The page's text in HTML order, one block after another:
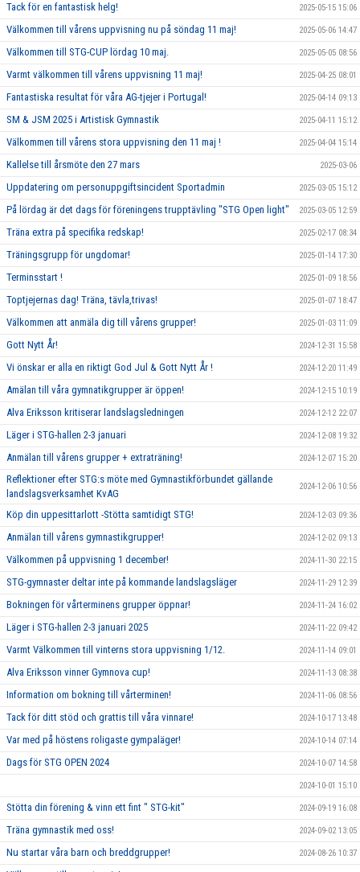
Tack för en fantastisk helg! 2025-05-15 15:06
Välkommen till vårens uppvisning nu på söndag 11 maj! 2025-05-06 14:47
Välkommen till STG-CUP lördag 10 maj. 2025-05-05 08:56
Varmt välkommen till vårens uppvisning 11 maj! 2025-04-25 08:01
Fantastiska resultat för våra AG-tjejer i Portugal! 2025-04-14 09:13
SM & JSM 2025 i Artistisk Gymnastik 2025-04-11 15:12
Välkommen till vårens stora uppvisning den 11 maj ! 2025-04-04 15:14
Kallelse till årsmöte den 27 mars 2025-03-06
Uppdatering om personuppgiftsincident Sportadmin 2025-03-05 15:12
På lördag är det dags för föreningens trupptävling "STG Open light" 2025-03-05 12:59
Träna extra på specifika redskap! 2025-02-17 08:34
Träningsgrupp för ungdomar! 2025-01-14 17:30
Terminsstart ! 2025-01-09 18:56
Toptjejernas dag! Träna, tävla,trivas! 2025-01-07 18:47
Välkommen att anmäla dig till vårens grupper! 2025-01-03 11:09
Gott Nytt År! 2024-12-31 15:58
Vi önskar er alla en riktigt God Jul & Gott Nytt År ! 2024-12-20 11:49
Amälan till våra gymnatikgrupper är öppen! 2024-12-15 10:19
Alva Eriksson kritiserar landslagsledningen 2024-12-12 22:07
Läger i STG-hallen 2-3 januari 2024-12-08 19:32
Anmälan till vårens grupper + extraträning! 2024-12-07 15:20
Reflektioner efter STG:s möte med Gymnastikförbundet gällande
landslagsverksamhet KvAG
2024-12-06 10:56
Köp din uppesittarlott -Stötta samtidigt STG! 2024-12-03 09:36
Anmälan till vårens gymnastikgrupper! 2024-12-02 09:13
Välkommen på uppvisning 1 december! 2024-11-30 22:15
STG-gymnaster deltar inte på kommande landslagsläger 2024-11-29 12:39
Bokningen för vårterminens grupper öppnar! 2024-11-24 16:02
Läger i STG-hallen 2-3 januari 2025 2024-11-22 09:42
Varmt Välkommen till vinterns stora uppvisning 1/12. 2024-11-14 09:01
Alva Eriksson vinner Gymnova cup! 2024-11-13 08:38
Information om bokning till vårterminen! 2024-11-06 08:56
Tack för ditt stöd och grattis till våra vinnare! 2024-10-17 13:48
Var med på höstens roligaste gympaläger! 2024-10-14 07:14
Dags för STG OPEN 2024 2024-10-07 14:58
2024-10-01 15:10
Stötta din förening & vinn ett fint " STG-kit" 2024-09-19 16:08
Träna gymnastik med oss! 2024-09-02 13:05
Nu startar våra barn och breddgrupper! 2024-08-26 10:37